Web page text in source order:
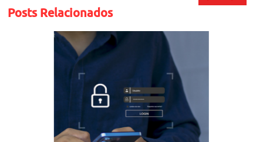
Posts Relacionados